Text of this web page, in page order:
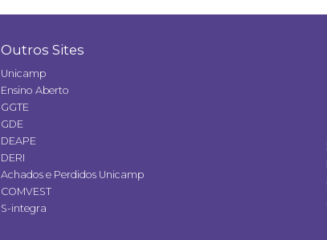
Outros Sites
Unicamp
Ensino Aberto
GGTE
GDE
DEAPE
DERI
Achados e Perdidos Unicamp
COMVEST
S-integra